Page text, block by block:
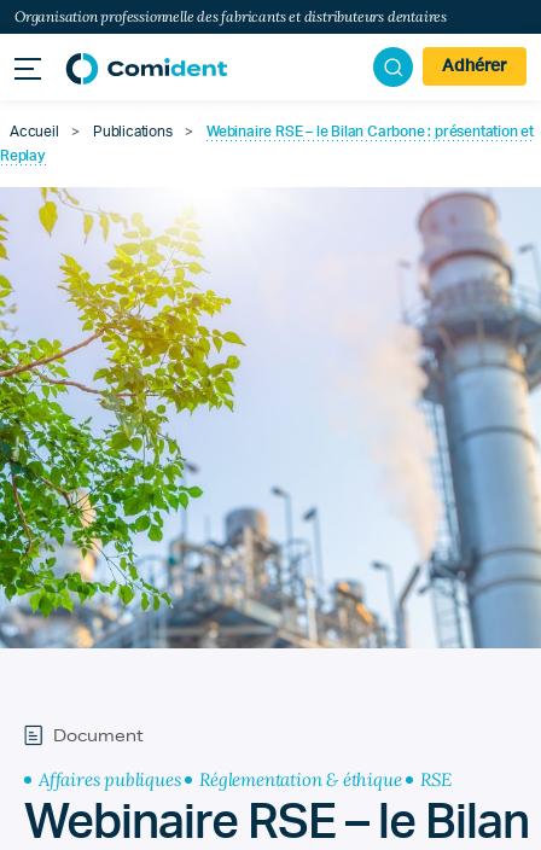
Organisation professionnelle des fabricants et distributeurs dentaires
Adhérer
Accueil > Publications >
Webinaire RSE – le Bilan Carbone : présentation et
Replay
Document
Affaires publiques Réglementation & éthique RSE
Webinaire RSE – le Bilan